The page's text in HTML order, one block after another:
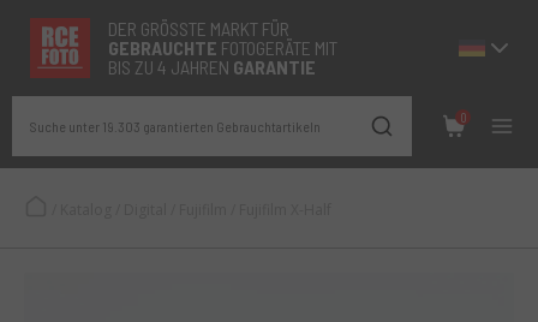
DER GRÖSSTE MARKT FÜR
GEBRAUCHTE FOTOGERÄTE MIT
BIS ZU 4 JAHREN GARANTIE
Suche unter 19.303 garantierten Gebrauchtartikeln
0